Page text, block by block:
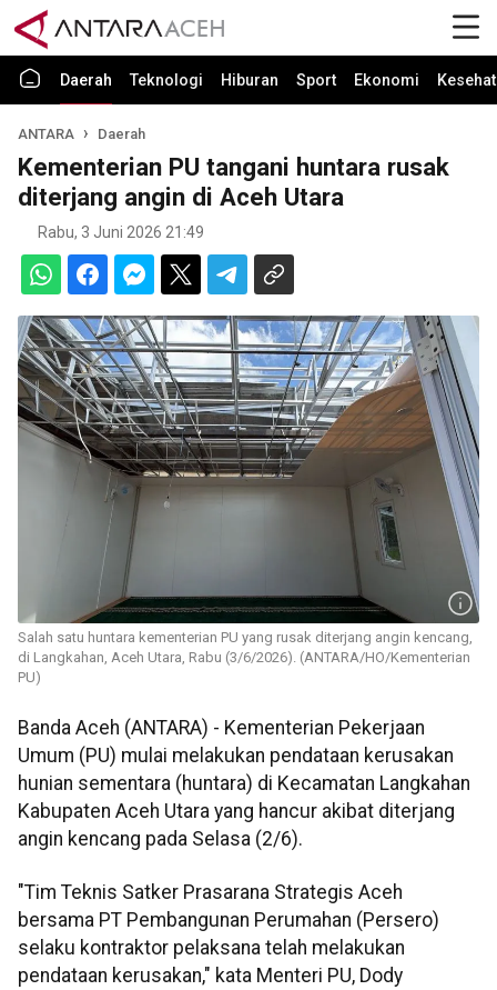
Daerah Teknologi Hiburan Sport Ekonomi
ANTARA Daerah
Kementerian PU tangani huntara rusak
diterjang angin di Aceh Utara
Rabu, 3 Juni 2026 21:49
Salah satu huntara kementerian PU yang rusak diterjang angin kencang,
di Langkahan, Aceh Utara, Rabu (3/6/2026). (ANTARA/HO/Kementerian
PU)
Banda Aceh (ANTARA) - Kementerian Pekerjaan
Umum (PU) mulai melakukan pendataan kerusakan
hunian sementara (huntara) di Kecamatan Langkahan
Kabupaten Aceh Utara yang hancur akibat diterjang
angin kencang pada Selasa (2/6).
"Tim Teknis Satker Prasarana Strategis Aceh
bersama PT Pembangunan Perumahan (Persero)
selaku kontraktor pelaksana telah melakukan
pendataan kerusakan," kata Menteri PU, Dody